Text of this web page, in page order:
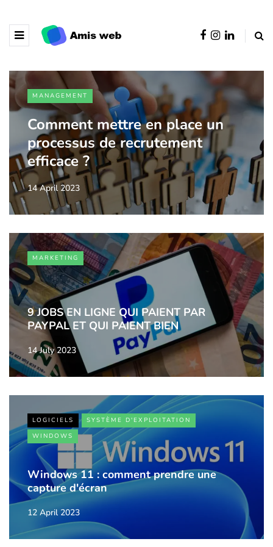
MANAGEMENT
Comment mettre en place un
processus de recrutement
efficace ?
14 April 2023
MARKETING
9 JOBS EN LIGNE QUI PAIENT PAR
PAYPAL ET QUI PAIENT BIEN
14 July 2023
LOGICIELS
SYSTÈME D'EXPLOITATION
WINDOWS
Windows 11 : comment prendre une
capture d'écran
12 April 2023